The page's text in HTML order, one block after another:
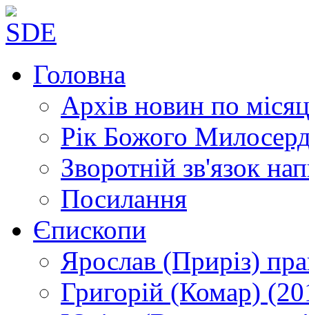
Головна
Архів новин по
Рік Божого
Зворотній зв'язок
Посилання
Єпископи
Ярослав (Приріз)
Григорій (Комар)